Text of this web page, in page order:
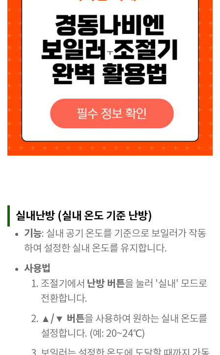
실내난방 (실내 온도 기준 난방)
기능: 실내 공기 온도를 기준으로 보일러가 작동
하여 설정한 실내 온도를 유지합니다.
사용법
조절기에서 난방 버튼을 눌러 '실내' 모드로
전환합니다.
▲/▼ 버튼을 사용하여 원하는 실내 온도를
설정합니다. (예: 20~24℃)